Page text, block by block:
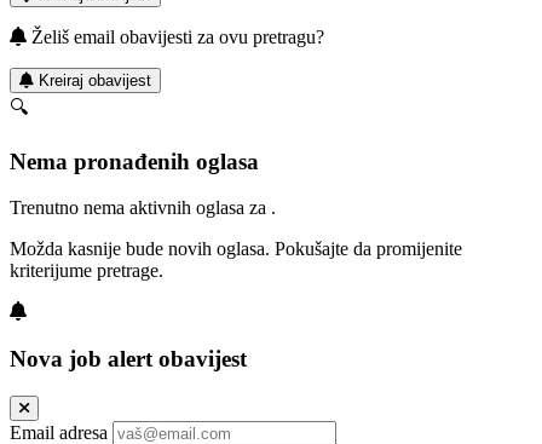
Želiš email obavijesti za ovu pretragu?
Kreiraj obavijest
🔍
Nema pronađenih oglasa
Trenutno nema aktivnih oglasa za .
Možda kasnije bude novih oglasa. Pokušajte da promijenite
kriterijume pretrage.
Nova job alert obavijest
Email adresa